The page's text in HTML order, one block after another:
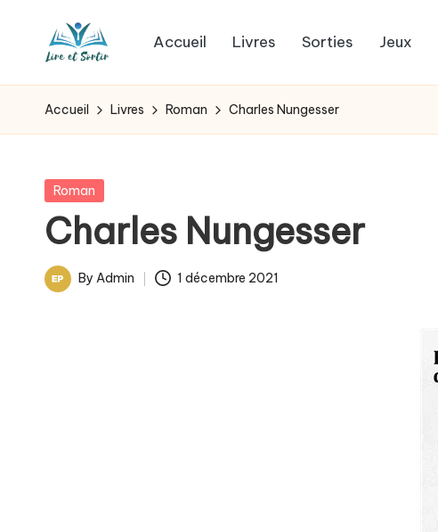
L
i
e
e
t
livres
pour
les
goûts,
des
pour
Accueil Livres Sorties Jeux
Accueil Livres Roman Charles Nungesser
Posted
Roman
Charles Nungesser
Posted
By Admin 1 décembre 2021